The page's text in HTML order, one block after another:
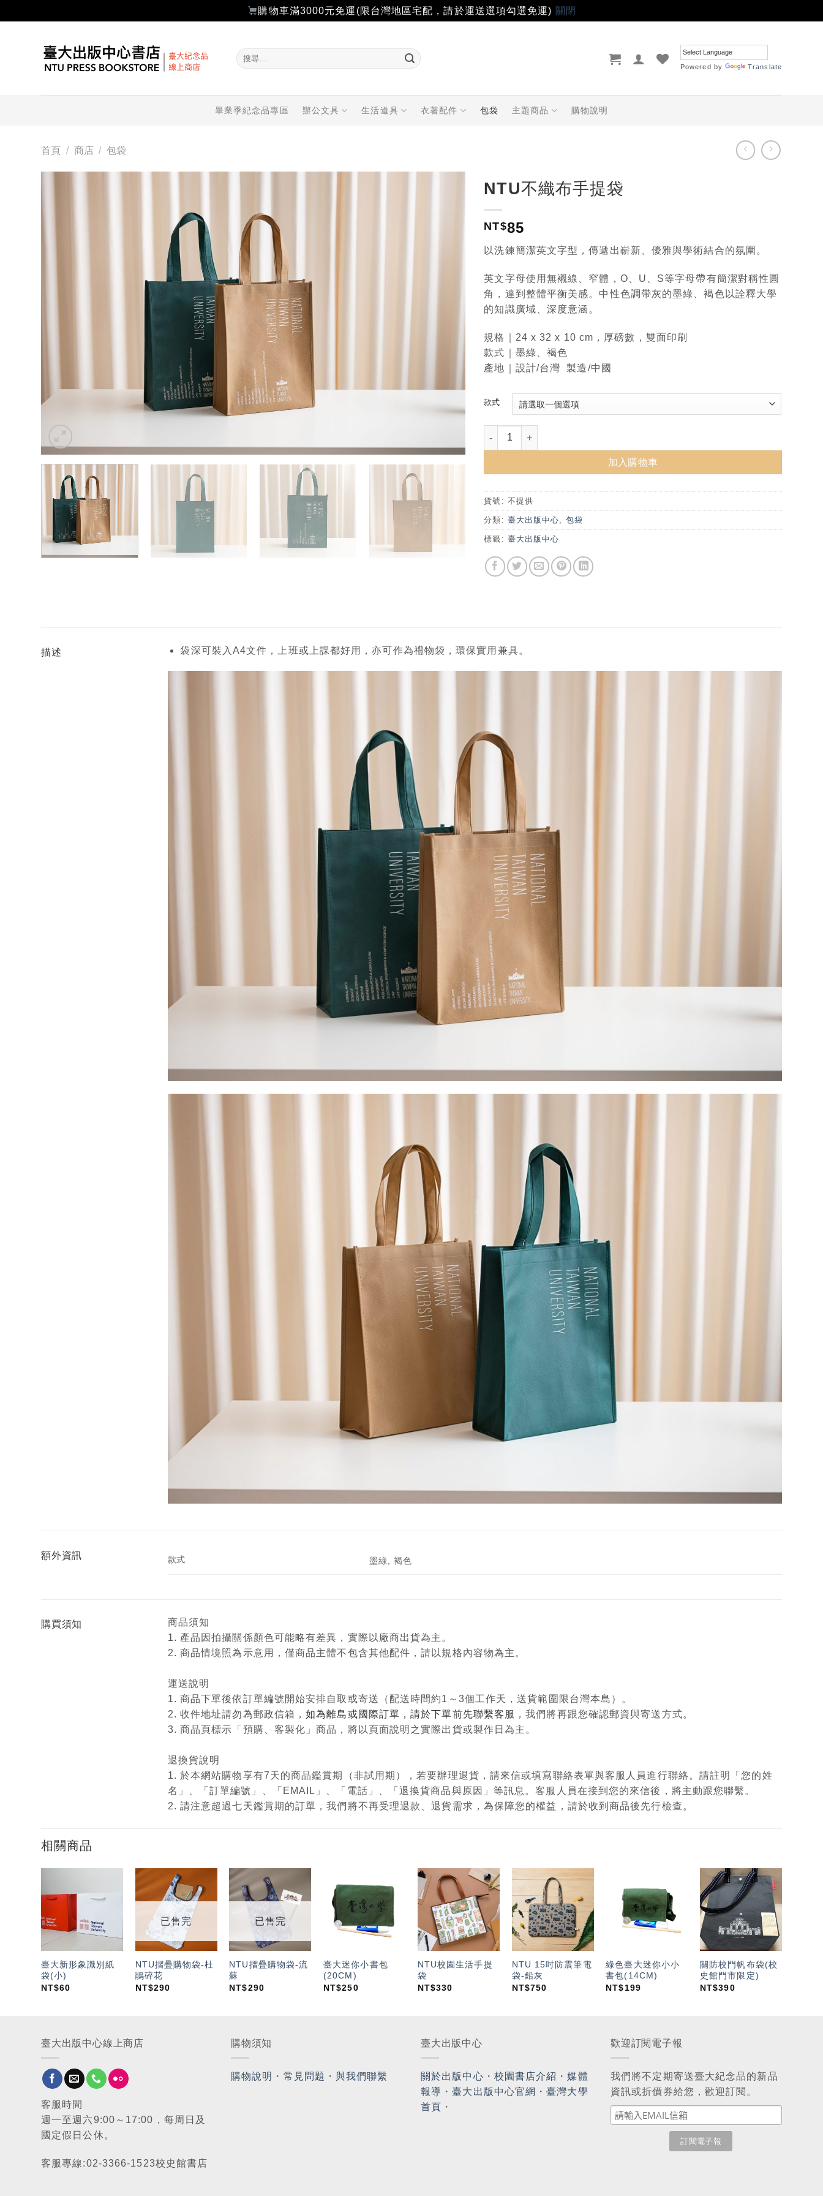
購物車滿3000元免運(限台灣地區宅配，請於運送選項勾選免運) 關閉
搜
尋
Powered by Translate
畢業季紀念品專區 辦公文具 生活道具 衣著配件 包袋 主題商品 購物說明
首頁 / 商店 / 包袋
NTU不織布手提袋
NT$85
以洗鍊簡潔英文字型 ，傳遞出嶄新、優雅與學術結合的氛圍。
英文字母使用無襯線、窄體，O、U、S等字母帶有簡潔對稱性圓
角，達到整體平衡美感。中性色調帶灰的墨綠、褐色以詮釋大學
的知識廣域、深度意涵。
規格｜24 x 32 x 10 cm，厚磅數，雙面印刷
款式｜墨綠 、褐色
產地｜ 設計/台灣 製造/中國
款式
NTU不織布手提袋 數量
加入購物車
貨號: 不提供
分類: 臺大出版中心, 包袋
標籤: 臺大出版中心
描述 袋深可裝入A4文件，上班或上課都好用，亦可作為禮物袋，環保實用兼具。
額外資訊 款式 墨綠, 褐色
購買須知
商品須知
1. 產品因拍攝關係顏色可能略有差異，實際以廠商出貨為主。
2. 商品情境照為示意用，僅商品主體不包含其他配件，請以規格內容物為主。
運送說明
1. 商品下單後依訂單編號開始安排自取或寄送（配送時間約1～3個工作天，送貨範圍限台灣本島）。
2. 收件地址請勿為郵政信箱，如為離島或國際訂單，請於下單前先聯繫客服 ，我們將再跟您確認郵資與寄送方式。
3. 商品頁標示「預購、客製化」商品，將以頁面說明之實際出貨或製作日為主。
退換貨說明
1. 於本網站購物享有7天的商品鑑賞期（非試用期），若要辦理退貨，請來信或填寫聯絡表單與客服人員進行聯絡。請註明「您的姓
名」、「訂單編號」、「EMAIL」、「電話」、「退換貨商品與原因」等訊息。客服人員在接到您的來信後，將主動跟您聯繫。
2. 請注意超過七天鑑賞期的訂單，我們將不再受理退款、退貨需求，為保障您的權益，請於收到商品後先行檢查。
相關商品
加入
單」
臺大新形象識別紙
袋(小)
NT$60
加入
「願
已售完
NTU摺疊購物袋-杜
鵑碎花
NT$290
加入
已售完
NTU摺疊購物袋-流
蘇
NT$290
加入
「願
望輕
單」
臺大迷你小書包
(20CM)
NT$250
加入
「願
望輕
單」
NTU校園生活手提
袋
NT$330
加入
「願
望輕
單」
NTU 15吋防震筆電
袋-鉛灰
NT$750
加入
「願
望輕
單」
綠色臺大迷你小小
書包(14CM)
NT$199
「願
望輕
單」
關防校門帆布袋(校
史館門市限定)
NT$390
臺大出版中心線上商店
客服時間
週一至週六9:00～17:00，每周日及
國定假日公休。
客服專線:02-3366-1523校史館書店
購物須知
購物說明 ・ 常見問題 ・與我們聯繫
臺大出版中心
關於出版中心 ・ 校園書店介紹 ・媒體
報導 ・臺大出版中心官網 ・臺灣大學
首頁 ・
歡迎訂閱電子報
我們將不定期寄送臺大紀念品的新品
資訊或折價券給您，歡迎訂閱。